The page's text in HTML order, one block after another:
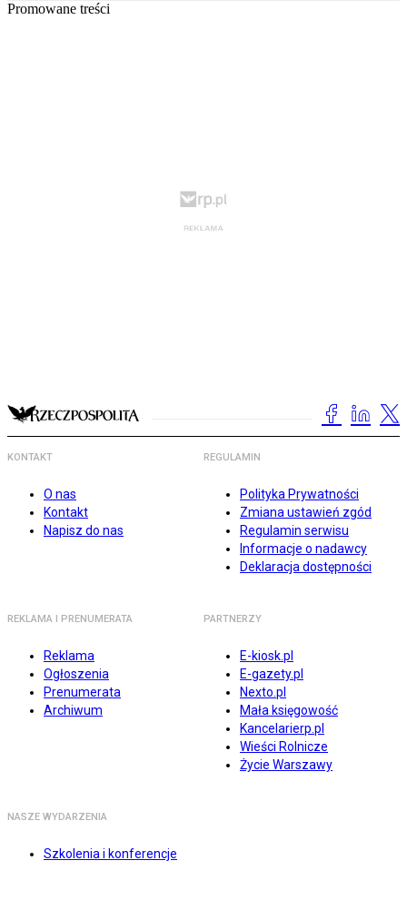
Promowane treści
KONTAKT
O nas
Kontakt
Napisz do nas
REGULAMIN
Polityka Prywatności
Zmiana ustawień zgód
Regulamin serwisu
Informacje o nadawcy
Deklaracja dostępności
REKLAMA I PRENUMERATA
Reklama
Ogłoszenia
Prenumerata
Archiwum
PARTNERZY
E-kiosk.pl
E-gazety.pl
Nexto.pl
Mała księgowość
Kancelarierp.pl
Wieści Rolnicze
Życie Warszawy
NASZE WYDARZENIA
Szkolenia i konferencje